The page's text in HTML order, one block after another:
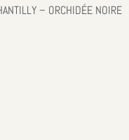
– ORCHIDÉE NOIRE